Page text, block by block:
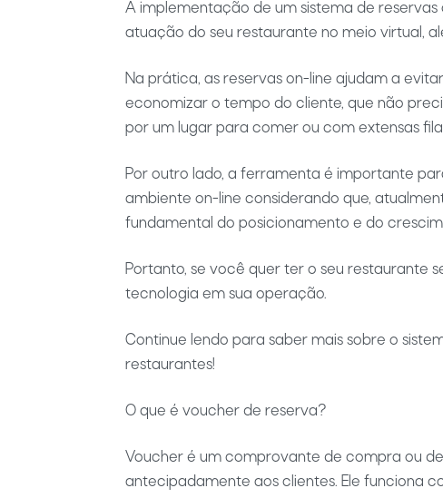
A implementação de um sistema de
atuação do seu restaurante no meio virtual,
Na prática, as reservas on-line ajudam a
economizar o tempo do cliente, que não
por um lugar para comer ou com extensas
Por outro lado, a ferramenta é importante
ambiente on-line considerando que,
fundamental do posicionamento e do
Portanto, se você quer ter o seu restaurante
tecnologia em sua operação.
Continue lendo para saber mais sobre o
restaurantes!
O que é voucher de reserva?
Voucher é um comprovante de compra ou
antecipadamente aos clientes. Ele funciona